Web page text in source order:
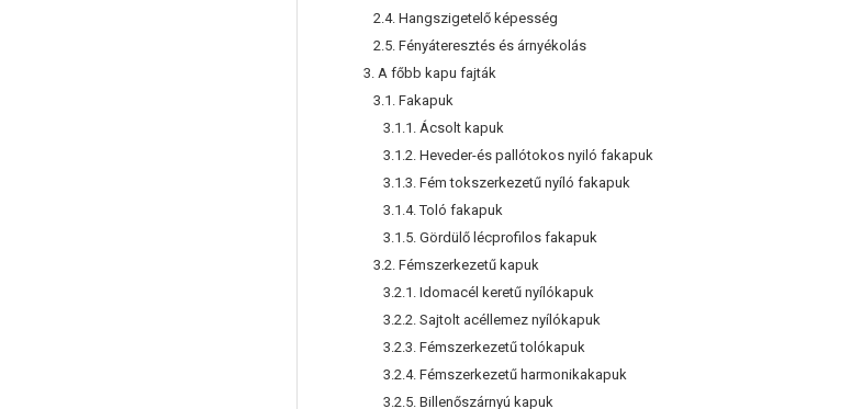
2.4. Hangszigetelő képesség
2.5. Fényáteresztés és árnyékolás
3. A főbb kapu fajták
3.1. Fakapuk
3.1.1. Ácsolt kapuk
3.1.2. Heveder-és pallótokos nyiló fakapuk
3.1.3. Fém tokszerkezetű nyíló fakapuk
3.1.4. Toló fakapuk
3.1.5. Gördülő lécprofilos fakapuk
3.2. Fémszerkezetű kapuk
3.2.1. Idomacél keretű nyílókapuk
3.2.2. Sajtolt acéllemez nyílókapuk
3.2.3. Fémszerkezetű tolókapuk
3.2.4. Fémszerkezetű harmonikakapuk
3.2.5. Billenőszárnyú kapuk